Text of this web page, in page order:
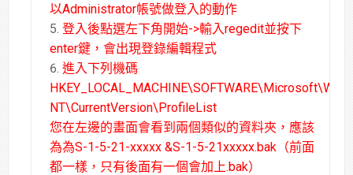
以Administrator帳號做登入的動作
登入後點選左下角開始->輸入regedit並按下
enter鍵，會出現登錄編輯程式
進入下列機碼
NT\CurrentVersion\ProfileList
您在左邊的畫面會看到兩個類似的資料夾，應該
為為S-1-5-21-xxxxx &S-1-5-21xxxxx.bak（前面
都一樣，只有後面有一個會加上.bak）